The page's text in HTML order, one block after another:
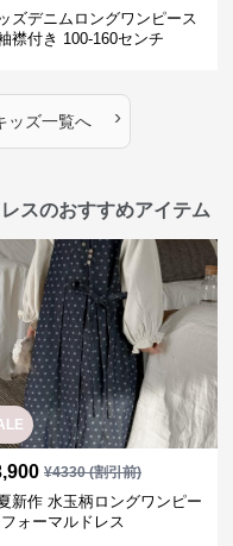
ズデニムロングワンピース
襟付き 100-160センチ
ッズ一覧へ ›
スのおすすめアイテム
¥4330(割引前)
新作 水玉柄ロングワンピー
ォーマルドレス